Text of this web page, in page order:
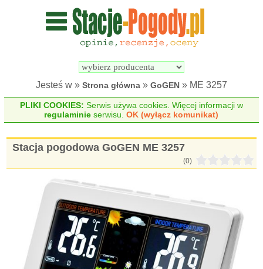
Wyszukiwarka
pogodowych
Jesteś w » Strona główna » GoGEN » ME 3257
PLIKI COOKIES: Serwis używa cookies. Więcej informacji w
regulaminie serwisu.OK (wyłącz komunikat)
Stacja pogodowa GoGEN ME 3257
(0)